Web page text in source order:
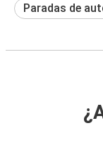
Paradas de